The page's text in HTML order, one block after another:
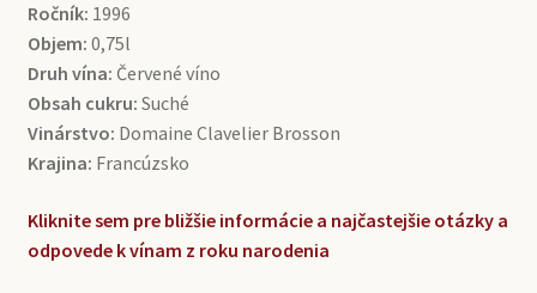
Ročník: 1996
Objem: 0,75l
Druh vína: Červené víno
Obsah cukru: Suché
Vinárstvo: Domaine Clavelier Brosson
Krajina: Francúzsko
Kliknite sem pre bližšie informácie a najčastejšie otázky a
odpovede k vínam z roku narodenia